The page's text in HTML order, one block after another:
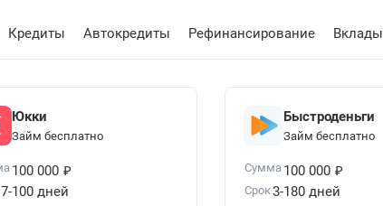
Кредиты Автокредиты Рефинансирование Вклады
Юкки
Займ бесплатно
100 000 ₽
7-100 дней
Быстроденьги
Займ бесплатно
Сумма 100 000 ₽
Срок3-180 дней